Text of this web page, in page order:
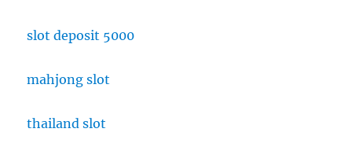
slot deposit 5000
mahjong slot
thailand slot